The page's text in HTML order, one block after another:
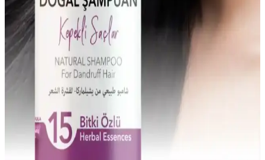
Saç sağlığı ve kepek sorunlarıyla mücadelede etkili ve güvenilir
kepek önleyici şampuanlar hakkında detaylı bilgi ve kullanım
önerileri.
Saç Derisi İçin Doğru Arındırıcı Şampuan Seçimi ve
Kullanım İpuçları
Saç derisi sağlığı için uygun arındırıcı şampuanlar ve kullanım
önerileriyle kepek, dökülme ve kaşıntıya karşı etkili çözümler
sunuyoruz.
Kepeğe Karşı Etkili Saç Şampuanları: Doğru Seçim
ve Kullanım İpuçları